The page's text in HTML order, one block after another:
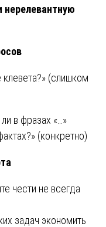
клевета?» (слишком
в фразах «…»
(конкретно)
чести не всегда
задач экономить